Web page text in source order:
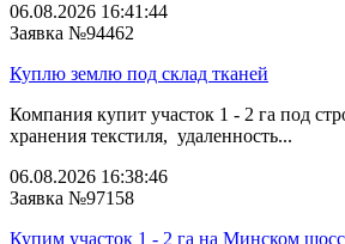
06.08.2026 16:41:44
Заявка №94462
Куплю землю под склад тканей
Компания купит участок 1 - 2 га под
хранения текстиля, удаленность...
06.08.2026 16:38:46
Заявка №97158
Купим участок 1 - 2 га на Минском